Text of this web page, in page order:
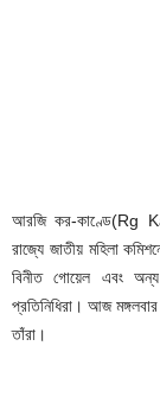
আরজি কর-কাণ্ডে(Rg
রাজ্যে জাতীয় মহিলা
বিনীত গোয়েল এবং অন্য
প্রতিনিধিরা। আজ
তাঁরা।